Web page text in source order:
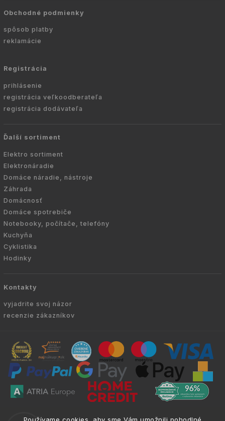
Obchodné podmienky
spôsob platby
reklamácie
Registrácia
prihlásenie
registrácia veľkoodberateľa
registrácia dodávateľa
Ďalší sortiment
Elektro sortiment
Elektronáradie
Domáce náradie, nástroje
Záhrada
Domácnosť
Domáce spotrebiče
Notebooky, počítače, telefóny
Kuchyňa
Cyklistika
Hodinky
Kontakty
vyjadrite svoj názor
recenzie zákazníkov